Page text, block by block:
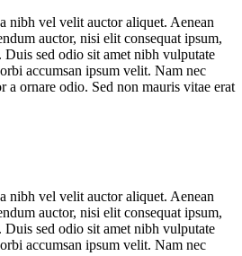
nibh vel velit auctor aliquet. Aenean
auctor, nisi elit consequat ipsum,
sed odio sit amet nibh vulputate
accumsan ipsum velit. Nam nec
a ornare odio. Sed non mauris vitae erat
nibh vel velit auctor aliquet. Aenean
auctor, nisi elit consequat ipsum,
sed odio sit amet nibh vulputate
accumsan ipsum velit. Nam nec